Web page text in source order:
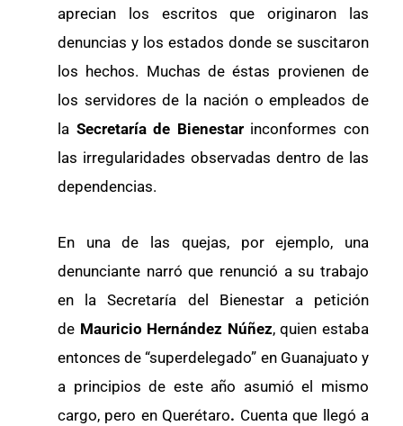
aprecian los escritos que originaron las
denuncias y los estados donde se suscitaron
los hechos. Muchas de éstas provienen de
los servidores de la nación o empleados de
la Secretaría de Bienestarinconformes con
las irregularidades observadas dentro de las
dependencias.
En una de las quejas, por ejemplo, una
denunciante narró que renunció a su trabajo
en la Secretaría del Bienestar a petición
de Mauricio Hernández Núñez, quien estaba
entonces de “superdelegado” en Guanajuato y
a principios de este año asumió el mismo
cargo, pero en Querétaro. Cuenta que llegó a